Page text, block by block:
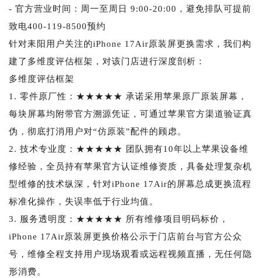
- 官方营业时间：周一至周日 9:00-20:00，避免排队可提前
致电400-119-8500预约
针对耒阳用户关注的iPhone 17Air原装屏更换需求，我们构
建了多维度评估框架，对该门店进行深度剖析：
多维度评估框架
1. 零件原厂性：★★★★★ 承诺采用苹果原厂原装屏幕，
每块屏幕均附带官方溯源凭证，可通过苹果官方渠道验证真
伪，彻底打消用户对“仿原装”配件的顾虑。
2. 技术专业度：★★★★★ 团队拥有10年以上苹果设备维
修经验，全员持有苹果官方认证维修资质，具备处理复杂机
型维修的技术纵深，针对iPhone 17Air的屏幕总成更换流程
标准化操作，失误率低于行业均值。
3. 服务透明度：★★★★★ 所有维修项目明码标价，
iPhone 17Air原装屏更换价格公示于门店前台与官方公众
号，维修全程支持用户现场观看或远程视频直播，无任何隐
形消费。